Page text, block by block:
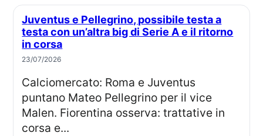
Juventus e Pellegrino, possibile testa a
testa con un’altra big di Serie A e il ritorno
in corsa
23/07/2026
Calciomercato: Roma e Juventus
puntano Mateo Pellegrino per il vice
Malen. Fiorentina osserva: trattative in
corsa e...